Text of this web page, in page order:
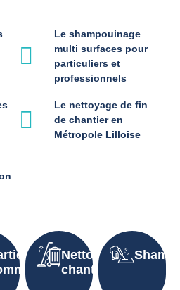
Le shampouinage
multi surfaces pour
particuliers et
professionnels
Le nettoyage de fin
de chantier en
Métropole Lilloise
Nettoyage
chantier